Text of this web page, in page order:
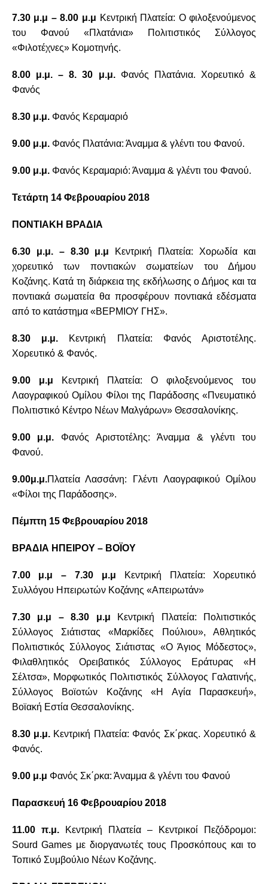
7.30 μ.μ – 8.00 μ.μ Κεντρική Πλατεία: Ο φιλοξενούμενος
του Φανού «Πλατάνια» Πολιτιστικός Σύλλογος
«Φιλοτέχνες» Κομοτηνής.
8.00 μ.μ. – 8. 30 μ.μ.Φανός Πλατάνια. Χορευτικό &
Φανός
8.30 μ.μ.Φανός Κεραμαριό
9.00 μ.μ.Φανός Πλατάνια: Άναμμα & γλέντι του Φανού.
9.00 μ.μ.Φανός Κεραμαριό: Άναμμα & γλέντι του Φανού.
Τετάρτη 14 Φεβρουαρίου 2018
ΠΟΝΤΙΑΚΗ ΒΡΑΔΙΑ
6.30 μ.μ. – 8.30 μ.μ Κεντρική Πλατεία: Χορωδία και
χορευτικό των ποντιακών σωματείων του Δήμου
Κοζάνης. Κατά τη διάρκεια της εκδήλωσης ο Δήμος και τα
ποντιακά σωματεία θα προσφέρουν ποντιακά εδέσματα
από το κατάστημα «ΒΕΡΜΙΟΥ ΓΗΣ».
8.30 μ.μ. Κεντρική Πλατεία: Φανός Αριστοτέλης.
Χορευτικό & Φανός.
9.00 μ.μ Κεντρική Πλατεία: Ο φιλοξενούμενος του
Λαογραφικού Ομίλου Φίλοι της Παράδοσης «Πνευματικό
Πολιτιστικό Κέντρο Νέων Μαλγάρων» Θεσσαλονίκης.
9.00 μ.μ. Φανός Αριστοτέλης: Άναμμα & γλέντι του
Φανού.
9.00μ.μ.Πλατεία Λασσάνη: Γλέντι Λαογραφικού Ομίλου
«Φίλοι της Παράδοσης».
Πέμπτη 15 Φεβρουαρίου 2018
ΒΡΑΔΙΑ ΗΠΕΙΡΟΥ – ΒΟΪΟΥ
7.00 μ.μ – 7.30 μ.μ Κεντρική Πλατεία: Χορευτικό
Συλλόγου Ηπειρωτών Κοζάνης «Απειρωτάν»
7.30 μ.μ – 8.30 μ.μ Κεντρική Πλατεία: Πολιτιστικός
Σύλλογος Σιάτιστας «Μαρκίδες Πούλιου», Αθλητικός
Πολιτιστικός Σύλλογος Σιάτιστας «Ο Άγιος Μόδεστος»,
Φιλαθλητικός Ορειβατικός Σύλλογος Εράτυρας «Η
Σέλτσα», Μορφωτικός Πολιτιστικός Σύλλογος Γαλατινής,
Σύλλογος Βοϊοτών Κοζάνης «Η Αγία Παρασκευή»,
Βοϊακή Εστία Θεσσαλονίκης.
8.30 μ.μ.Κεντρική Πλατεία: Φανός Σκ΄ρκας. Χορευτικό &
Φανός.
9.00 μ.μ Φανός Σκ΄ρκα: Άναμμα & γλέντι του Φανού
Παρασκευή 16 Φεβρουαρίου 2018
11.00 π.μ.Κεντρική Πλατεία – Κεντρικοί Πεζόδρομοι:
Sourd Games με διοργανωτές τους Προσκόπους και το
Τοπικό Συμβούλιο Νέων Κοζάνης.